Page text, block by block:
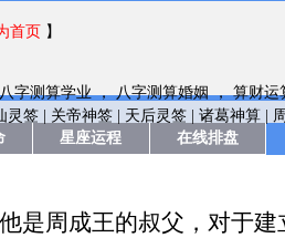
首页 】
八字测算学业，八字测算婚姻，算财
星座运程 在线排盘
灵签 关帝神签 天后灵签 诸葛神算
是周成王的叔父，对于